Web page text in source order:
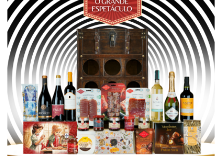
Adicionar
aos meus
desejos